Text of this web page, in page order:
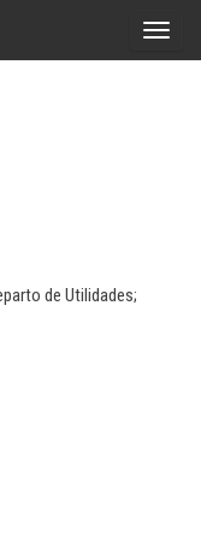
A
de Utilidades;